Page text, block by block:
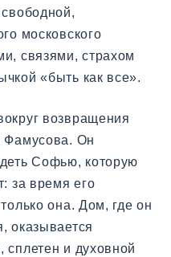
московского
связями, страхом
«быть как все».
возвращения
Фамусова. Он
Софью, которую
за время его
она. Дом, где он
оказывается
сплетен и духовной